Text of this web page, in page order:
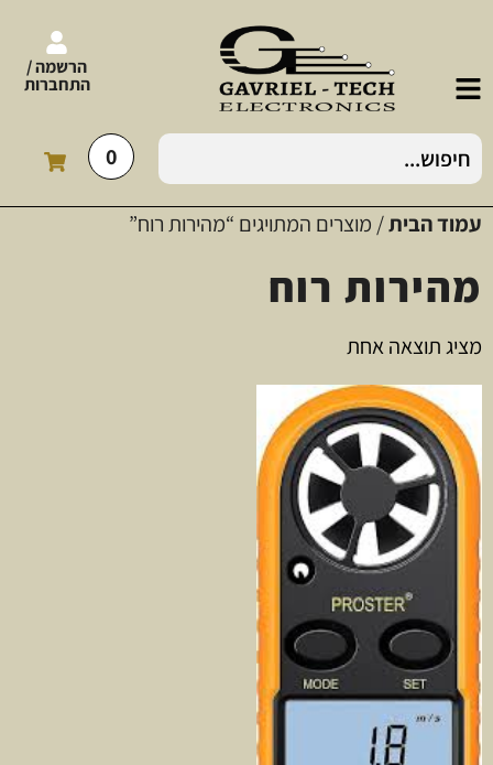
הרשמה /
התחברות
0
עמוד הבית/ מוצרים המתויגים “מהירות רוח”
מהירות רוח
מציג תוצאה אחת